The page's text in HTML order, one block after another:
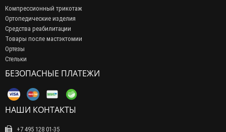
Компрессионный трикотаж
Ортопедические изделия
Средства реабилитации
Товары после мастэктомии
Ортезы
Стельки
БЕЗОПАСНЫЕ ПЛАТЕЖИ
НАШИ КОНТАКТЫ
+7 495 128 01-35